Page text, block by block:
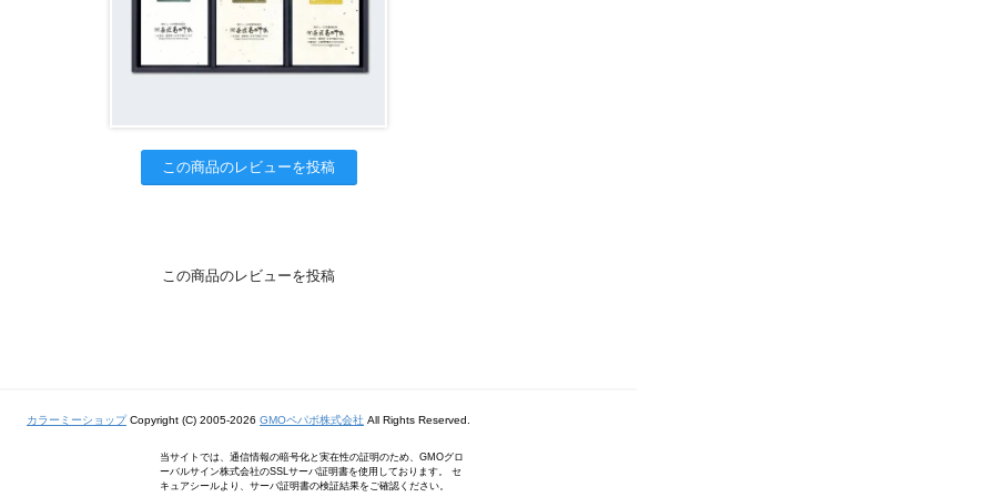
この商品のレビューを投稿
この商品のレビューを投稿
カラーミーショップCopyright (C) 2005-2026 GMOペパボ株式会社 All Rights Reserved.
当サイトでは、通信情報の暗号化と実在性の証明のため、GMOグロ
ーバルサイン株式会社のSSLサーバ証明書を使用しております。 セ
キュアシールより、サーバ証明書の検証結果をご確認ください。